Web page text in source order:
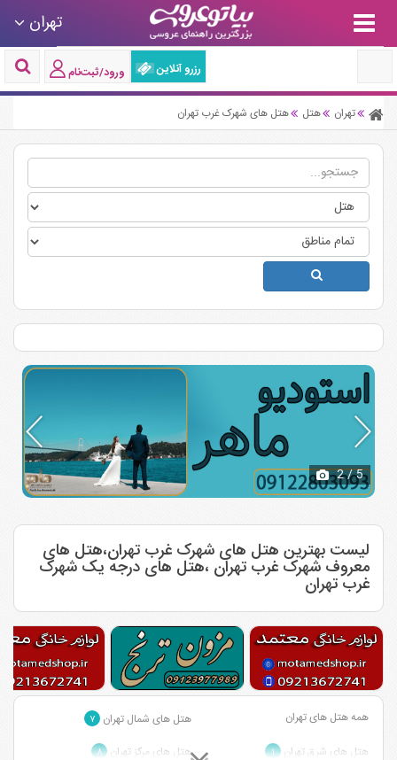
تهران
رزرو آنلاین ورود/ثبت‌نام
تهران هتل هتل های شهرک غرب تهران
2/ 5
لیست بهترین هتل های شهرک غرب تهران،هتل های
معروف شهرک غرب تهران ،هتل های درجه یک شهرک
غرب تهران
همه هتل های تهران هتل های شمال تهران ۷
هتل های شرق تهران ۱ هتل های مرکز تهران ۸